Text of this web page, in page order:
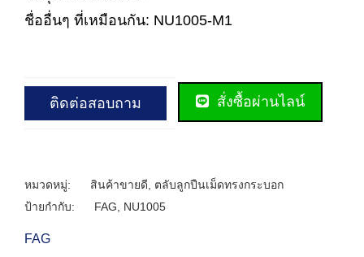
ชื่ออื่นๆ ที่เหมือนกัน: NU1005-M1
ติดต่อสอบถาม สั่งซื้อผ่านไลน์
หมวดหมู่: สินค้าขายดี
ตลับลูกปืนเม็ดทรงกระบอก
ป้ายกำกับ:
FAG NU1005
FAG